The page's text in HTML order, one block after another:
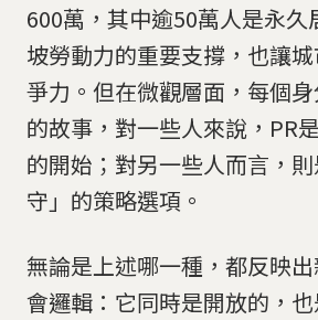
600萬，其中逾50萬人是永久
坡勞動力的重要支撐，也讓
爭力。但在微觀層面，每個
的故事，對一些人來說，PR
的開始；對另一些人而言，
守」的策略選項。
無論是上述哪一種，都反映
會邏輯：它同時是開放的，